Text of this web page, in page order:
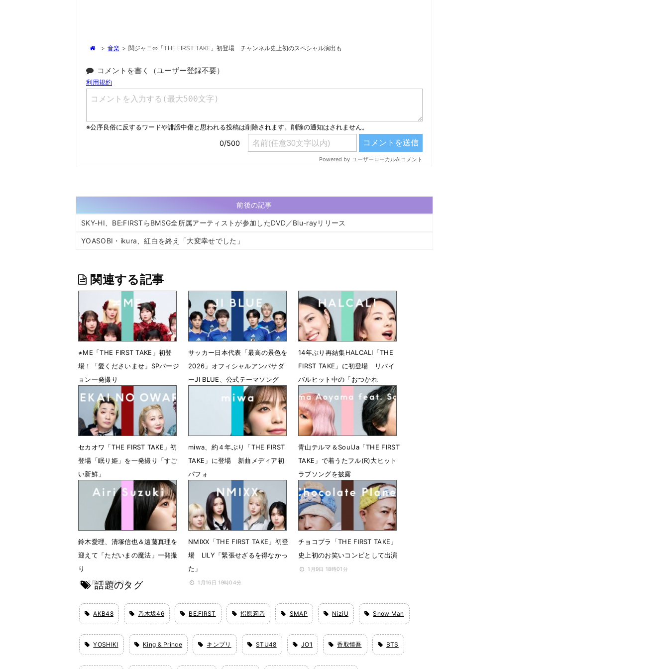
> 音楽 > 関ジャニ∞「THE FIRST TAKE」初登場 チャンネル史上初のスペシャル演出も
コメントを書く（ユーザー登録不要）
前後の記事
SKY-HI、BE:FIRSTらBMSG全所属アーティストが参加したDVD／Blu-rayリリース
YOASOBI・ikura、紅白を終え「大変幸せでした」
関連する記事
≠ME「THE FIRST TAKE」初登
場！「愛くださいませ」SPバージ
ョン一発撮り
7月31日 20時47分
サッカー日本代表「最高の景色を
2026」オフィシャルアンバサダ
ーJI BLUE、公式テーマソング
「景色」を一発撮り
14年ぶり再結集HALCALI「THE
FIRST TAKE」に初登場 リバイ
バルヒット中の「おつかれ
SUMMER」披露
5月22日 18時01分
セカオワ「THE FIRST TAKE」初
登場「眠り姫」を一発撮り「すご
い新鮮」
5月15日 18時18分
miwa、約４年ぶり「THE FIRST
TAKE」に登場 新曲メディア初
パフォ
3月6日 20時00分
青山テルマ＆SoulJa「THE FIRST
TAKE」で着うたフル(R)大ヒット
ラブソングを披露
2月6日 18時03分
鈴木愛理、清塚信也＆遠藤真理を
迎えて「ただいまの魔法」一発撮
り
2月4日 18時03分
NMIXX「THE FIRST TAKE」初登
場 LILY「緊張せざるを得なかっ
た」
1月16日 19時04分
チョコプラ「THE FIRST TAKE」
史上初のお笑いコンビとして出演
1月9日 18時01分
話題のタグ
AKB48 乃木坂46 BE:FIRST 指原莉乃 SMAP NiziU Snow Man
YOSHIKI King & Prince キンプリ STU48 JO1 香取慎吾 BTS